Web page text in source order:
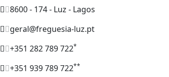
8600 - 174 - Luz - Lagos
geral@freguesia-luz.pt
+351 282 789 722*
+351 939 789 722**